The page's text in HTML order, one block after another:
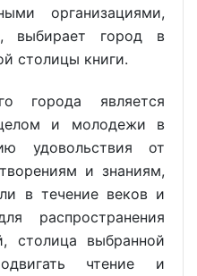
организациями,
выбирает город в
столицы книги.
города является
и молодежи в
удовольствия от
и знаниям,
в течение веков и
распространения
столица выбранной
чтение и